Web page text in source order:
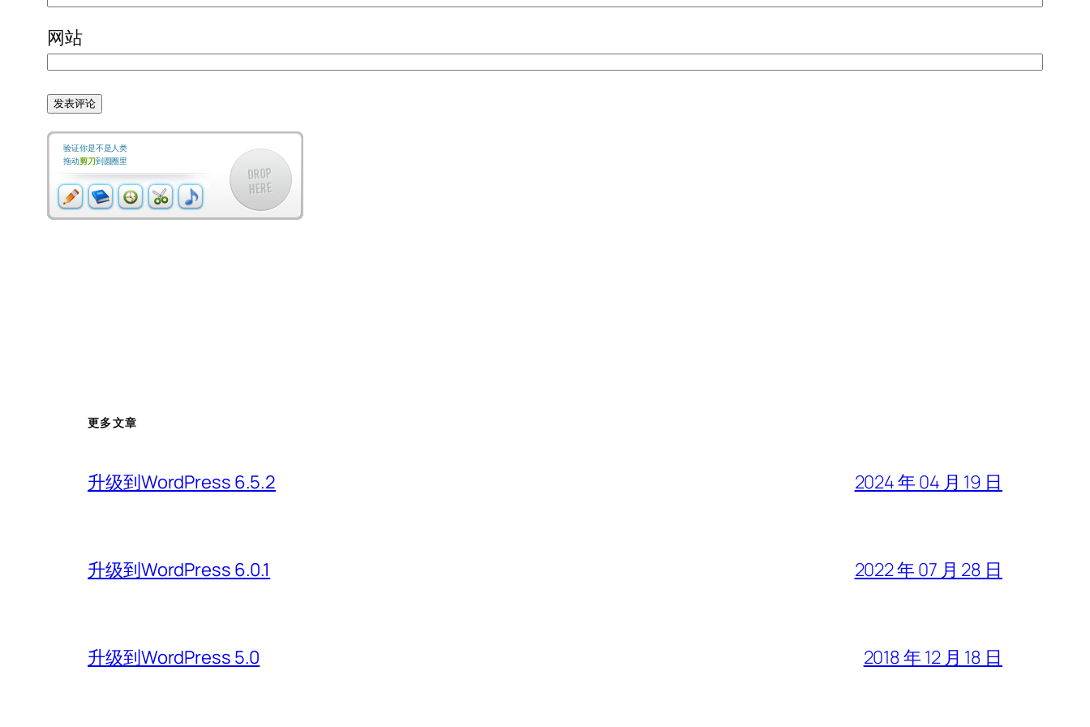
网站
验证你是不是人类
拖动剪刀到圆圈里
更多文章
升级到WordPress 6.5.2 2024 年 04 月 19 日
升级到WordPress 6.0.1 2022 年 07 月 28 日
升级到WordPress 5.0 2018 年 12 月 18 日